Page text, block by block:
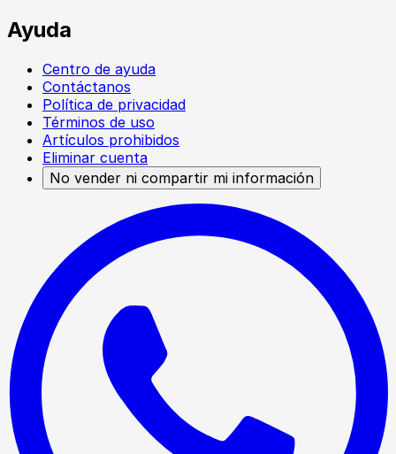
Ayuda
Centro de ayuda
Contáctanos
Política de privacidad
Términos de uso
Artículos prohibidos
Eliminar cuenta
No vender ni compartir mi información